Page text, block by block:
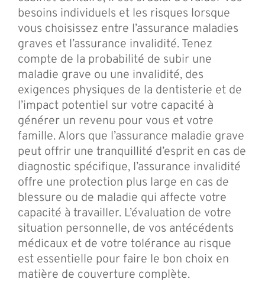
besoins individuels et les risques lorsque
vous choisissez entre l’assurance maladies
graves et l’assurance invalidité. Tenez
compte de la probabilité de subir une
maladie grave ou une invalidité, des
exigences physiques de la dentisterie et de
l’impact potentiel sur votre capacité à
générer un revenu pour vous et votre
famille. Alors que l’assurance maladie grave
peut offrir une tranquillité d’esprit en cas de
diagnostic spécifique, l’assurance invalidité
offre une protection plus large en cas de
blessure ou de maladie qui affecte votre
capacité à travailler. L’évaluation de votre
situation personnelle, de vos antécédents
médicaux et de votre tolérance au risque
est essentielle pour faire le bon choix en
matière de couverture complète.